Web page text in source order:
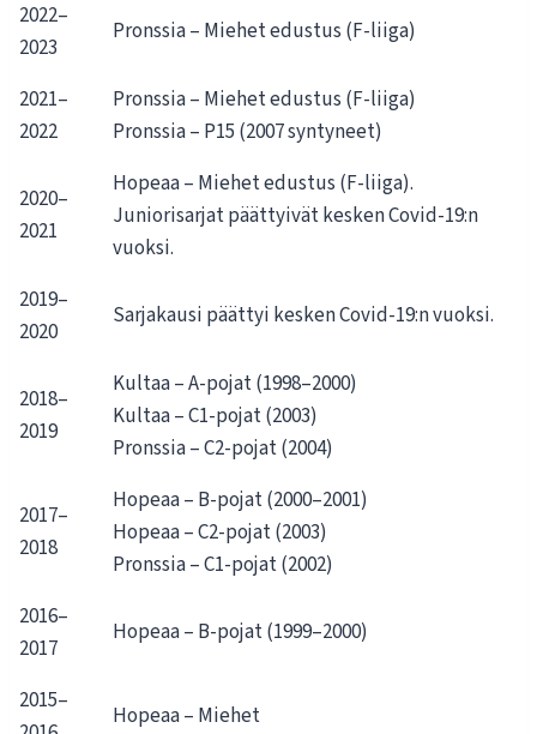
2022–
2023
Pronssia – Miehet edustus (F-liiga)
2021–
2022
Pronssia – Miehet edustus (F-liiga)
Pronssia – P15 (2007 syntyneet)
2020–
2021
Hopeaa – Miehet edustus (F-liiga).
Juniorisarjat päättyivät kesken Covid-19:n
vuoksi.
2019–
2020
Sarjakausi päättyi kesken Covid-19:n vuoksi.
2018–
2019
Kultaa – A-pojat (1998–2000)
Kultaa – C1-pojat (2003)
Pronssia – C2-pojat (2004)
2017–
2018
Hopeaa – B-pojat (2000–2001)
Hopeaa – C2-pojat (2003)
Pronssia – C1-pojat (2002)
2016–
2017
Hopeaa – B-pojat (1999–2000)
2015–
Hopeaa – Miehet